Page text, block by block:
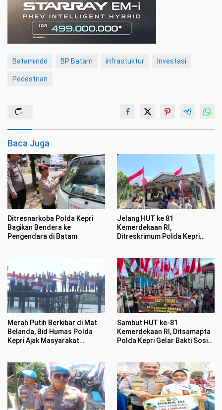
Batamindo BP Batam infrastuktur Investasi
Pedestrian
Baca Juga
Ditresnarkoba Polda Kepri
Bagikan Bendera ke
Pengendara di Batam
Jelang HUT ke 81
Kemerdekaan RI,
Ditreskrimum Polda Kepri
Bansos
Merah Putih Berkibar di Mat
Belanda, Bid Humas Polda
Kepri Ajak Masyarakat
Sambut HUT ke-81
Kemerdekaan RI, Ditsamapta
Polda Kepri Gelar Bakti Sosial